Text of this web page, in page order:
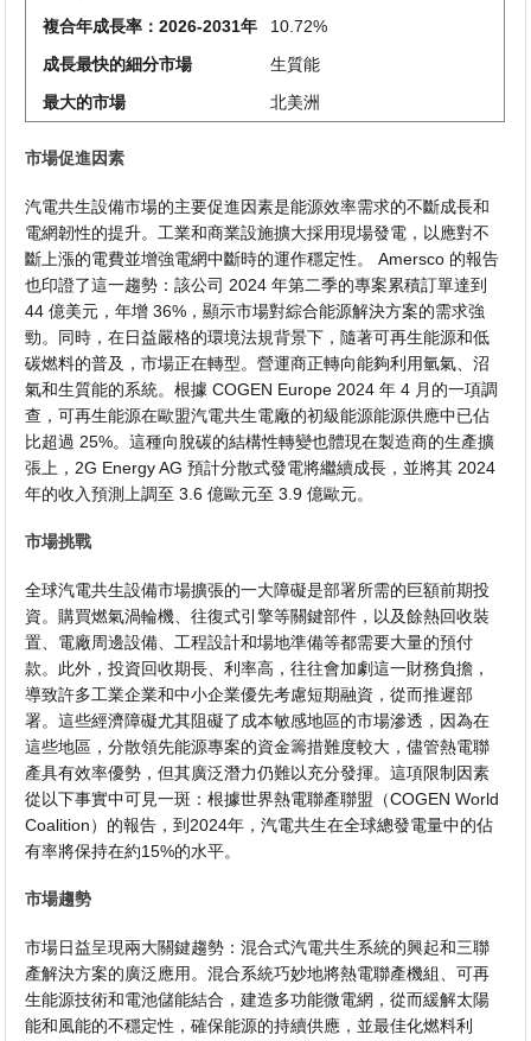
複合年成長率：2026-2031年
10.72%
成長最快的細分市場
生質能
最大的市場
北美洲
市場促進因素
汽電共生設備市場的主要促進因素是能源效率需求的不斷成長和
電網韌性的提升。工業和商業設施擴大採用現場發電，以應對不
斷上漲的電費並增強電網中斷時的運作穩定性。 Amersco 的報告
也印證了這一趨勢：該公司 2024 年第二季的專案累積訂單達到
44 億美元，年增 36%，顯示市場對綜合能源解決方案的需求強
勁。同時，在日益嚴格的環境法規背景下，隨著可再生能源和低
碳燃料的普及，市場正在轉型。營運商正轉向能夠利用氫氣、沼
氣和生質能的系統。根據 COGEN Europe 2024 年 4 月的一項調
查，可再生能源在歐盟汽電共生電廠的初級能源能源供應中已佔
比超過 25%。這種向脫碳的結構性轉變也體現在製造商的生產擴
張上，2G Energy AG 預計分散式發電將繼續成長，並將其 2024
年的收入預測上調至 3.6 億歐元至 3.9 億歐元。
市場挑戰
全球汽電共生設備市場擴張的一大障礙是部署所需的巨額前期投
資。購買燃氣渦輪機、往復式引擎等關鍵部件，以及餘熱回收裝
置、電廠周邊設備、工程設計和場地準備等都需要大量的預付
款。此外，投資回收期長、利率高，往往會加劇這一財務負擔，
導致許多工業企業和中小企業優先考慮短期融資，從而推遲部
署。這些經濟障礙尤其阻礙了成本敏感地區的市場滲透，因為在
這些地區，分散領先能源專案的資金籌措難度較大，儘管熱電聯
產具有效率優勢，但其廣泛潛力仍難以充分發揮。這項限制因素
從以下事實中可見一斑：根據世界熱電聯產聯盟（COGEN World
Coalition）的報告，到2024年，汽電共生在全球總發電量中的佔
有率將保持在約15%的水平。
市場趨勢
市場日益呈現兩大關鍵趨勢：混合式汽電共生系統的興起和三聯
產解決方案的廣泛應用。混合系統巧妙地將熱電聯產機組、可再
生能源技術和電池儲能結合，建造多功能微電網，從而緩解太陽
能和風能的不穩定性，確保能源的持續供應，並最佳化燃料利